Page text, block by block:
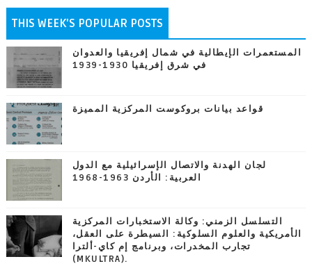
THIS WEEK'S POPULAR POSTS
المستعمرات الإيطالية في شمال إفريقيا والعدوان
في شرق إفريقيا 1930-1939
قواعد بيانات بروكوست المركزية المميزة
لجان الهدنة والاتصال الإسرائيلية مع الدول
العربية: الأردن 1963-1968
التسلسل الزمني: وكالة الاستخبارات المركزية
الأمريكية والعلوم السلوكية: السيطرة على العقل،
تجارب المخدرات، وبرنامج إم كاي-ألترا
(MKULTRA).